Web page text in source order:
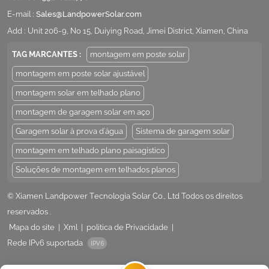
E-mail : Sales@LandpowerSolar.com
Add : Unit 206-9, No 15, Duiying Road, Jimei District, Xiamen, China
TAG MARCANTES : montagem em poste solar
montagem em poste solar ajustável
montagem solar em telhado plano
montagem de garagem solar em aço
Garagem solar à prova d'água Sistema de garagem solar
montagem em telhado plano paisagístico
Soluções de montagem em telhados planos
© Xiamen Landpower Tecnologia Solar Co., Ltd Todos os direitos
reservados .
Mapa do site
Xml política de Privacidade
Rede IPv6 suportada